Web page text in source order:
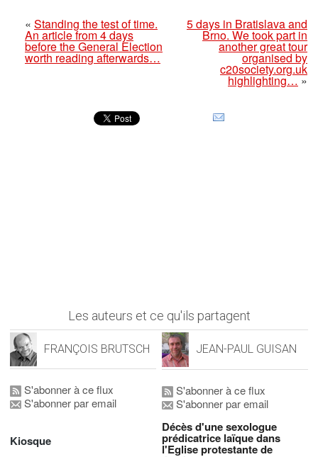
« Standing the test of time.
An article from 4 days
before the General Election
worth reading afterwards…
5 days in Bratislava and
Brno. We took part in
another great tour
organised by
c20society.org.uk
highlighting…»
Les auteurs et ce qu'ils partagent
FRANÇOIS BRUTSCH
S'abonner à ce flux
S'abonner par email
Kiosque
JEAN-PAUL GUISAN
S'abonner à ce flux
S'abonner par email
Décès d'une sexologue
prédicatrice laïque dans
l'Eglise protestante de